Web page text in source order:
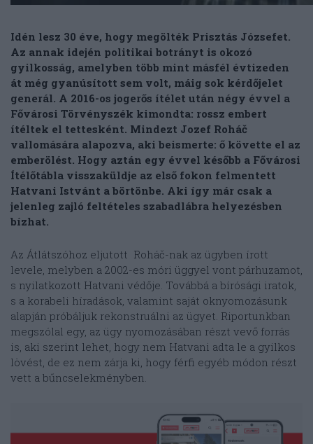
Idén lesz 30 éve, hogy megölték Prisztás Józsefet.
Az annak idején politikai botrányt is okozó
gyilkosság, amelyben több mint másfél évtizeden
át még gyanúsított sem volt, máig sok kérdőjelet
generál. A 2016-os jogerős ítélet után négy évvel a
Fővárosi Törvényszék kimondta: rossz embert
ítéltek el tettesként. Mindezt Jozef Roháč
vallomására alapozva, aki beismerte: ő követte el az
emberölést. Hogy aztán egy évvel később a Fővárosi
Ítélőtábla visszaküldje az első fokon felmentett
Hatvani Istvánt a börtönbe. Aki így már csak a
jelenleg zajló feltételes szabadlábra helyezésben
bízhat.
Az Átlátszóhoz eljutott Roháč-nak az ügyben írott
levele, melyben a 2002-es móri üggyel vont párhuzamot,
s nyilatkozott Hatvani védője. Továbbá a bírósági iratok,
s a korabeli híradások, valamint saját oknyomozásunk
alapján próbáljuk rekonstruálni az ügyet. Riportunkban
megszólal egy, az ügy nyomozásában részt vevő forrás
is, aki szerint lehet, hogy nem Hatvani adta le a gyilkos
lövést, de ez nem zárja ki, hogy férfi egyéb módon részt
vett a bűncselekményben.